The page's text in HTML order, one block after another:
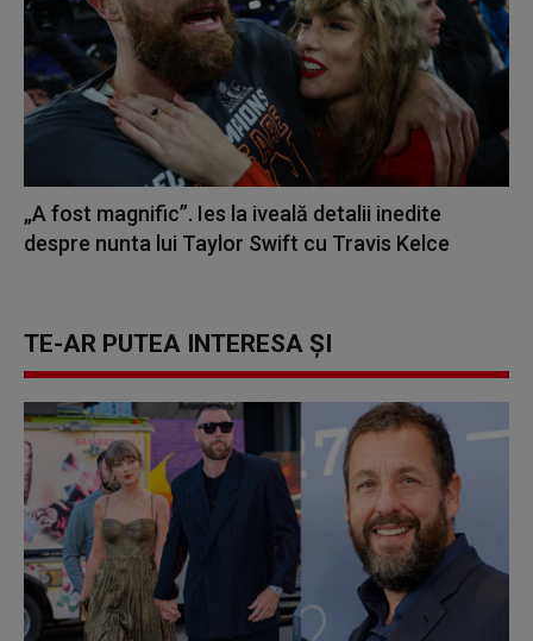
„A fost magnific”. Ies la iveală detalii inedite
despre nunta lui Taylor Swift cu Travis Kelce
TE-AR PUTEA INTERESA ȘI